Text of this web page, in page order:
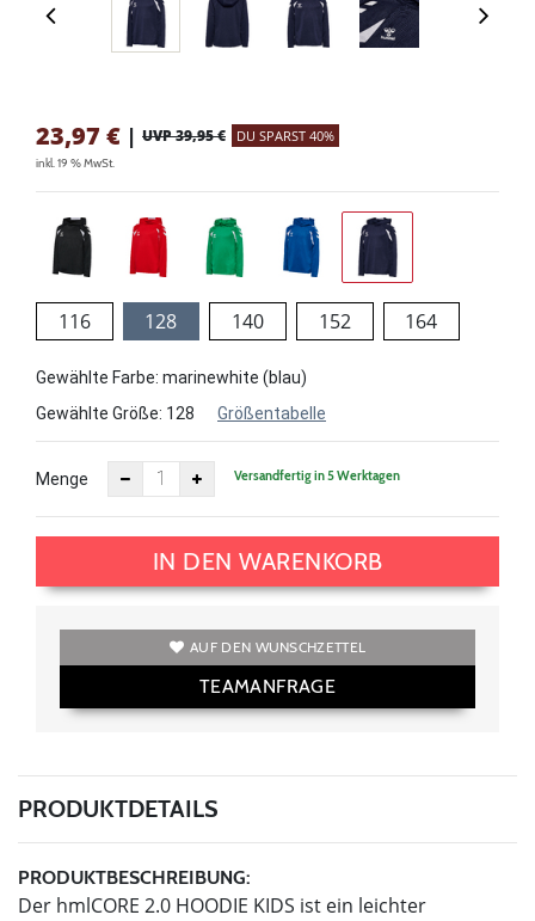
23,97 € | UVP 39,95 € DU SPARST 40%
inkl. 19 % MwSt.
116 128 140 152 164
Gewählte Farbe: marinewhite (blau)
Gewählte Größe: 128 Größentabelle
Menge Versandfertig in 5 Werktagen
IN DEN WARENKORB
AUF DEN WUNSCHZETTEL
TEAMANFRAGE
PRODUKTDETAILS
PRODUKTBESCHREIBUNG:
Der hmlCORE 2.0 HOODIE KIDS ist ein leichter